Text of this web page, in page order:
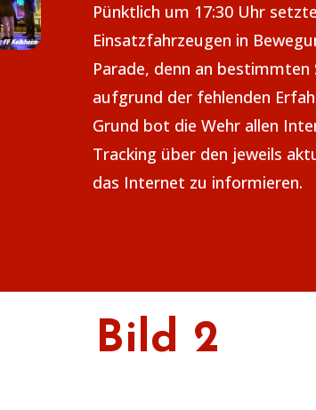
Pünktlich um 17:30 Uhr
Einsatzfahrzeugen in
Parade, denn an
aufgrund der fehlenden
Grund bot die Wehr allen
Tracking über den jeweils
das Internet zu informieren.
Bild 2